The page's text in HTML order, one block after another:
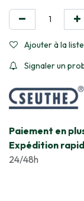
Ajouter à la
Signaler un
​Paiement en
Expédition
24/48h